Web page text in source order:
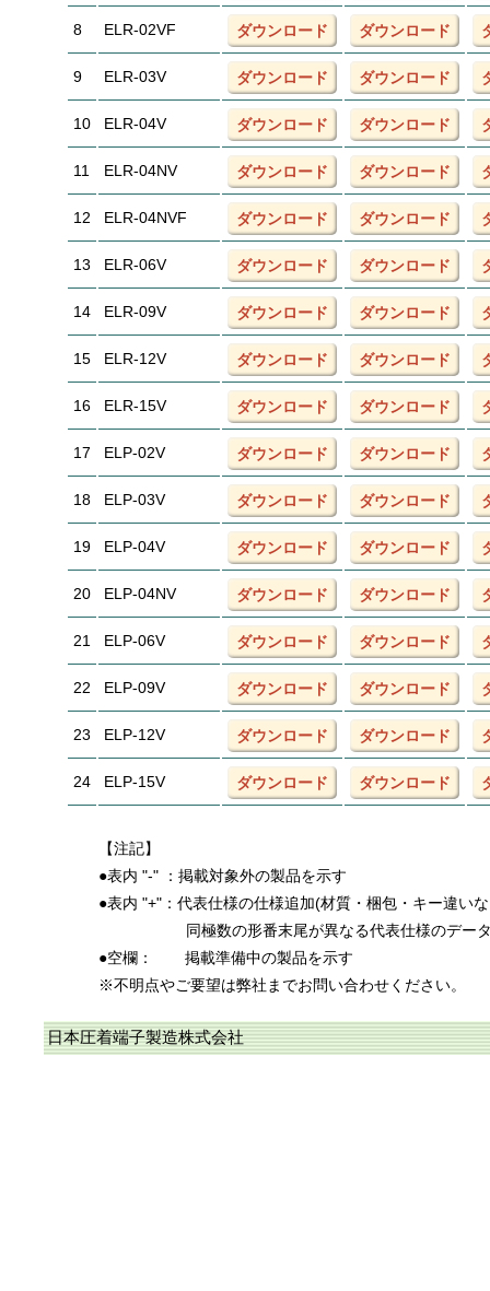
8 ELR-02VF ダウンロード ダウンロード
9 ELR-03V ダウンロード ダウンロード
10 ELR-04V ダウンロード ダウンロード
11 ELR-04NV ダウンロード ダウンロード
12 ELR-04NVF ダウンロード ダウンロード
13 ELR-06V ダウンロード ダウンロード
14 ELR-09V ダウンロード ダウンロード
15 ELR-12V ダウンロード ダウンロード
16 ELR-15V ダウンロード ダウンロード
17 ELP-02V ダウンロード ダウンロード
18 ELP-03V ダウンロード ダウンロード
19 ELP-04V ダウンロード ダウンロード
20 ELP-04NV ダウンロード ダウンロード
21 ELP-06V ダウンロード ダウンロード
22 ELP-09V ダウンロード ダウンロード
23 ELP-12V ダウンロード ダウンロード
24 ELP-15V ダウンロード ダウンロード
【注記】
●表内 "-" ：掲載対象外の製品を示す
●表内 "+"：代表仕様の仕様追加(材質・梱包・キー違い
同極数の形番末尾が異なる代表仕様のデー
●空欄：
掲載準備中の製品を示す
※不明点やご要望は弊社までお問い合わせください。
日本圧着端子製造株式会社